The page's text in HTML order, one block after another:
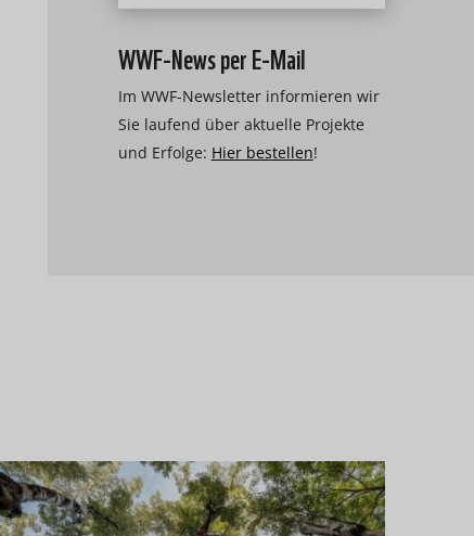
WWF-News per E-Mail
Im WWF-Newsletter informieren wir
Sie laufend über aktuelle Projekte
und Erfolge: Hier bestellen!